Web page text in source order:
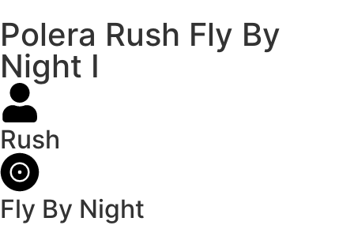
Polera Rush Fly By
Night I
Rush
Fly By Night